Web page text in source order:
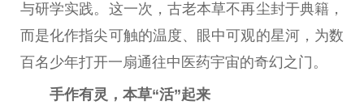
与研学实践。这一次，古老本草不再尘封于典籍，
而是化作指尖可触的温度、眼中可观的星河，为数
百名少年打开一扇通往中医药宇宙的奇幻之门。
手作有灵 ， 本草“活”起来